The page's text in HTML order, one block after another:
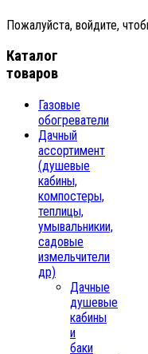
Пожалуйста, войдите,
Каталог
товаров
Газовые
обогреватели
Дачный
ассортимент
(душевые
кабины,
компостеры,
теплицы,
умывальникии,
садовые
измельчители
др)
Дачные
душевые
кабины
и
баки